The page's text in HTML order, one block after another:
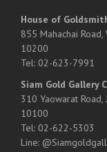
House of
855 Mahachai
10200
Tel: 02-623-7991
Siam Gold Gallery
310 Yaowarat Road,
10100
Tel: 02-622-5303
Line: